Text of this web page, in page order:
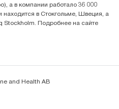
а в компании работало 36 000
в Стокгольме, Швеция, а
Stockholm. Подробнее на сайте
and Health AB